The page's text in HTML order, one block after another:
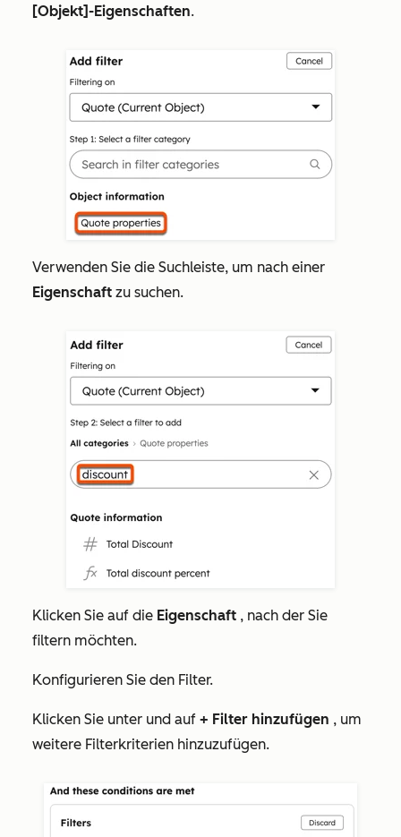
[Objekt]-Eigenschaften.
Verwenden Sie die Suchleiste, um nach einer
Eigenschaft zu suchen.
Klicken Sie auf die Eigenschaft , nach der Sie
filtern möchten.
Konfigurieren Sie den Filter.
Klicken Sie unter und auf + Filter hinzufügen , um
weitere Filterkriterien hinzuzufügen.